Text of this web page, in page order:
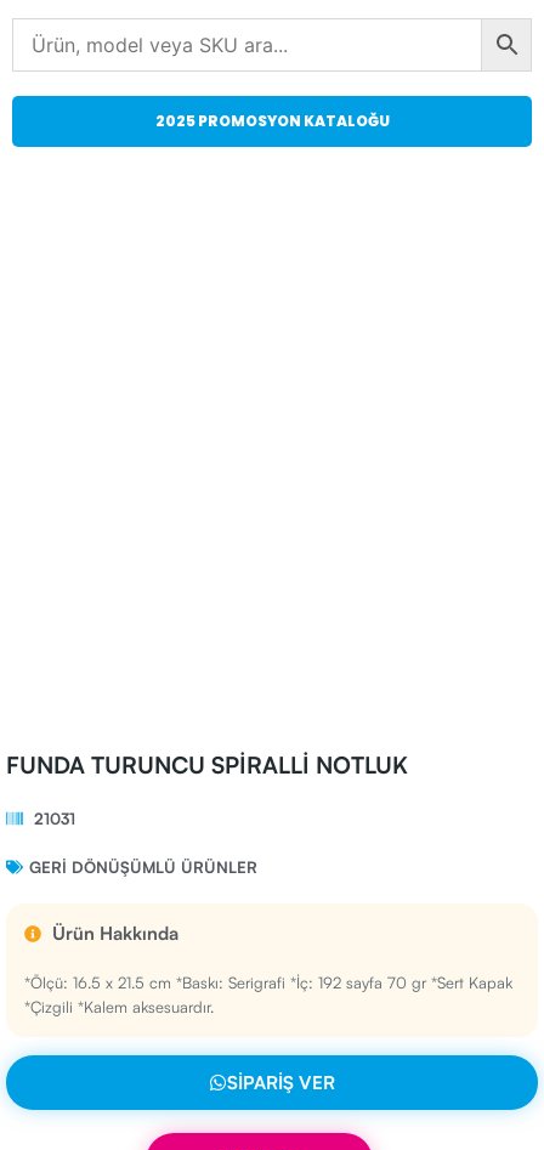
2025 PROMOSYON KATALOĞU
FUNDA TURUNCU SPİRALLİ NOTLUK
21031
GERI DÖNÜŞÜMLÜ ÜRÜNLER
Ürün Hakkında
*Ölçü: 16.5 x 21.5 cm *Baskı: Serigrafi *İç: 192 sayfa 70 gr *Sert Kapak
*Çizgili *Kalem aksesuardır.
SIPARIŞ VER